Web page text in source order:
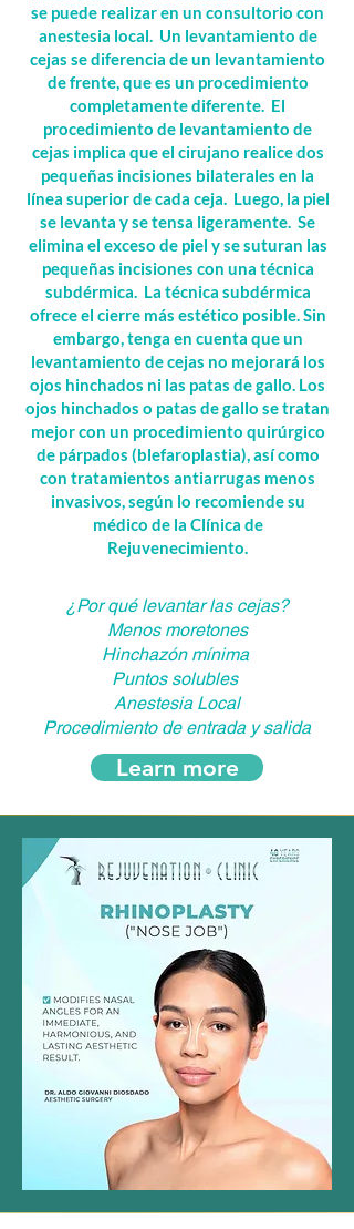
se puede realizar en un consultorio con
anestesia local. Un levantamiento de
cejas se diferencia de un levantamiento
de frente, que es un procedimiento
completamente diferente. El
procedimiento de levantamiento de
cejas implica que el cirujano realice dos
pequeñas incisiones bilaterales en la
línea superior de cada ceja. Luego, la piel
se levanta y se tensa ligeramente. Se
elimina el exceso de piel y se suturan las
pequeñas incisiones con una técnica
subdérmica. La técnica subdérmica
ofrece el cierre más estético posible. Sin
embargo, tenga en cuenta que un
levantamiento de cejas no mejorará los
ojos hinchados ni las patas de gallo. Los
ojos hinchados o patas de gallo se tratan
mejor con un procedimiento quirúrgico
de párpados (blefaroplastia), así como
con tratamientos antiarrugas menos
invasivos, según lo recomiende su
médico de la Clínica de
Rejuvenecimiento.
¿Por qué levantar las cejas?
Menos moretones
Hinchazón mínima
Puntos solubles
Anestesia Local
Procedimiento de entrada y salida
Learn more